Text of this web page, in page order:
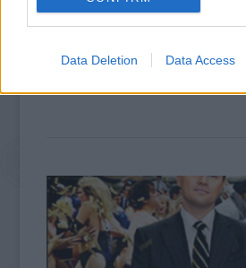
Data Deletion Data Access
2014. 01. 08.|Kultúrpart
olyan hírességeket jelöltek mintSteve